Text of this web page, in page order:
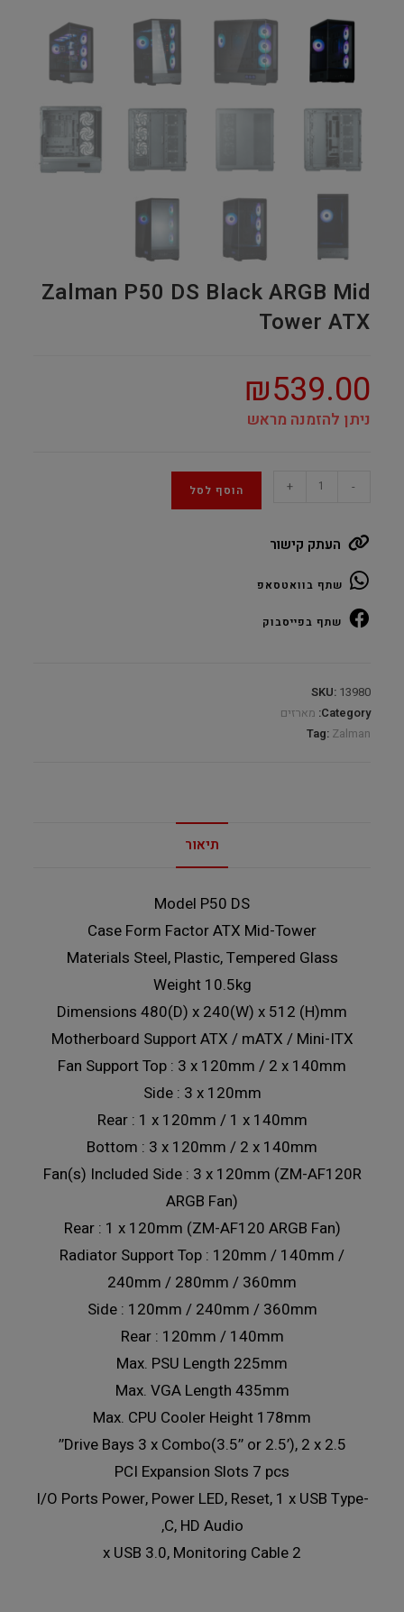
Zalman P50 DS Black ARGB Mid
Tower ATX
₪539.00
ניתן להזמנה מראש
Black
ARGB
Mid
Tower
-
+ הוסף לסל
העתק קישור
שתף בוואטסאפ
שתף בפייסבוק
SKU: 13980
Category: מארזים
Tag: Zalman
תיאור
Model P50 DS
Case Form Factor ATX Mid-Tower
Materials Steel, Plastic, Tempered Glass
Weight 10.5kg
Dimensions 480(D) x 240(W) x 512 (H)mm
Motherboard Support ATX / mATX / Mini-ITX
Fan Support Top : 3 x 120mm / 2 x 140mm
Side : 3 x 120mm
Rear : 1 x 120mm / 1 x 140mm
Bottom : 3 x 120mm / 2 x 140mm
Fan(s) Included Side : 3 x 120mm (ZM-AF120R
ARGB Fan)
Rear : 1 x 120mm (ZM-AF120 ARGB Fan)
Radiator Support Top : 120mm / 140mm /
240mm / 280mm / 360mm
Side : 120mm / 240mm / 360mm
Rear : 120mm / 140mm
Max. PSU Length 225mm
Max. VGA Length 435mm
Max. CPU Cooler Height 178mm
Drive Bays 3 x Combo(3.5’’ or 2.5’), 2 x 2.5’’
PCI Expansion Slots 7 pcs
I/O Ports Power, Power LED, Reset, 1 x USB Type-
C, HD Audio,
2 x USB 3.0, Monitoring Cable